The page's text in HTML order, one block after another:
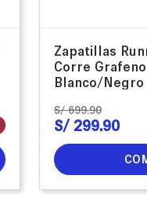
Zapatillas
Corre
Blanco/Negro
S/ 699.90
S/ 299.90